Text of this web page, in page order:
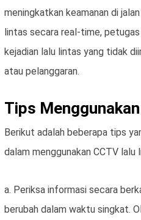
meningkatkan keamanan di
lintas secara real-time,
kejadian lalu lintas yang tidak
atau pelanggaran.
Tips
Berikut adalah beberapa tips
dalam menggunakan CCTV
a. Periksa informasi secara
berubah dalam waktu singkat.